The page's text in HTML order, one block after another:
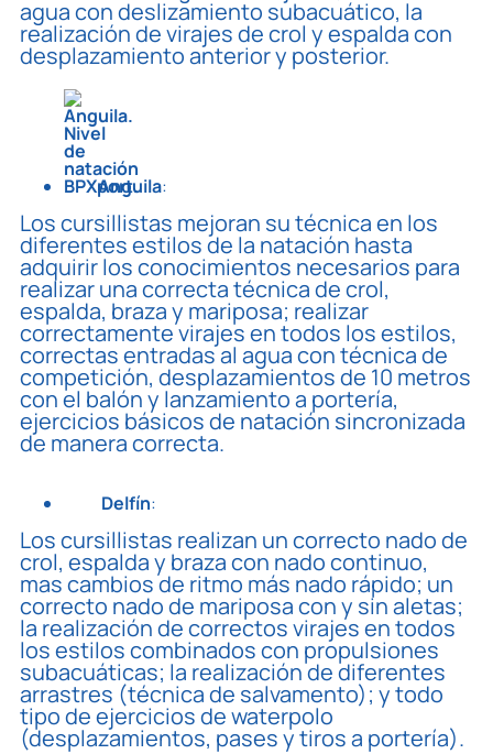
agua con deslizamiento subacuático, la
realización de virajes de crol y espalda con
desplazamiento anterior y posterior.
Anguila:
Los cursillistas mejoran su técnica en los
diferentes estilos de la natación hasta
adquirir los conocimientos necesarios para
realizar una correcta técnica de crol,
espalda, braza y mariposa; realizar
correctamente virajes en todos los estilos,
correctas entradas al agua con técnica de
competición, desplazamientos de 10 metros
con el balón y lanzamiento a portería,
ejercicios básicos de natación sincronizada
de manera correcta.
Delfín:
Los cursillistas realizan un correcto nado de
crol, espalda y braza con nado continuo,
mas cambios de ritmo más nado rápido; un
correcto nado de mariposa con y sin aletas;
la realización de correctos virajes en todos
los estilos combinados con propulsiones
subacuáticas; la realización de diferentes
arrastres (técnica de salvamento); y todo
tipo de ejercicios de waterpolo
(desplazamientos, pases y tiros a portería).